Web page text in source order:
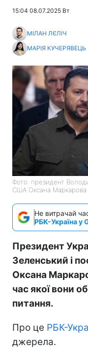
15:04 08.07.2025 Вт
МІЛАН ЛЄЛІЧ
МАРІЯ КУЧЕРЯВЕЦЬ
Фото: президент
США Оксана Маркарова
Не витрачай
РБК-Україна у
Президент
Зеленський і
Оксана
час якої вони
питання.
Про це РБК-
джерела.